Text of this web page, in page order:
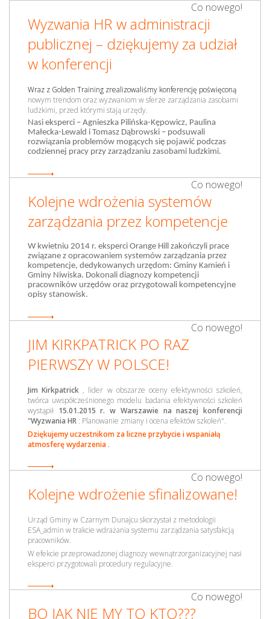
Co nowego!
Wyzwania HR w administracji
publicznej – dziękujemy za udział
w konferencji
Wraz z Golden Training zrealizowaliśmy konferencję poświęconą
nowym trendom oraz wyzwaniom w sferze zarządzania zasobami
ludzkimi, przed którymi stają urzędy.
Nasi eksperci – Agnieszka Pilińska-Kępowicz, Paulina
Małecka-Lewald i Tomasz Dąbrowski – podsuwali
rozwiązania problemów mogących się pojawić podczas
codziennej pracy przy zarządzaniu zasobami ludzkimi.
Co nowego!
Kolejne wdrożenia systemów
zarządzania przez kompetencje
W kwietniu 2014 r. eksperci Orange Hill zakończyli prace
związane z opracowaniem systemów zarządzania przez
kompetencje, dedykowanych urzędom: Gminy Kamień i
Gminy Niwiska. Dokonali diagnozy kompetencji
pracowników urzędów oraz przygotowali kompetencyjne
opisy stanowisk.
Co nowego!
JIM KIRKPATRICK PO RAZ
PIERWSZY W POLSCE!
Jim Kirkpatrick , lider w obszarze oceny efektywności szkoleń,
twórca uwspółcześnionego modelu badania efektywności szkoleń
wystąpił 15.01.2015 r. w Warszawie na naszej konferencji
"Wyzwania HR : Planowanie zmiany i ocena efektów szkoleń".
Dziękujemy uczestnikom za liczne przybycie i wspaniałą
atmosferę wydarzenia .
Co nowego!
Kolejne wdrożenie sfinalizowane!
Urząd Gminy w Czarnym Dunajcu skorzystał z metodologii
ESA_admin w trakcie wdrażania systemu zarządzania satysfakcją
pracowników.
W efekcie przeprowadzonej diagnozy wewnątrzorganizacyjnej nasi
eksperci przygotowali procedury regulacyjne.
Co nowego!
BO JAK NIE MY TO KTO???